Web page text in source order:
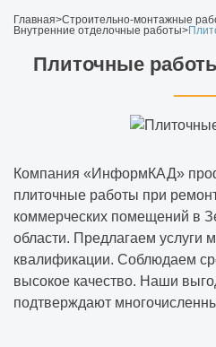
Главная>Строительно-монтажные
Внутренние отделочные работы>
Плиточные
Компания «ИнформКАД»
плиточные работы при
коммерческих помещений в
области. Предлагаем услуги
квалификации. Соблюдаем
высокое качество. Наши
подтверждают